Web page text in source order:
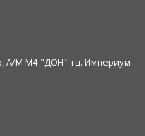
А/М М4-"ДОН" тц. Империум